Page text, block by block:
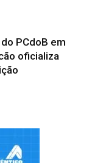
PCdoB em
oficializa